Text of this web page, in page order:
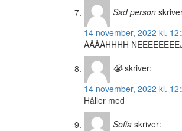
Sad person
14 november, 2022 kl.
ÅÅÅÅHHHH
😭 skriver:
14 november, 2022 kl.
Håller med
Sofia skriver: